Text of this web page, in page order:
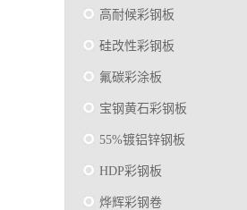
高耐候彩钢板
硅改性彩钢板
氟碳彩涂板
宝钢黄石彩钢板
55%镀铝锌钢板
HDP彩钢板
烨辉彩钢卷